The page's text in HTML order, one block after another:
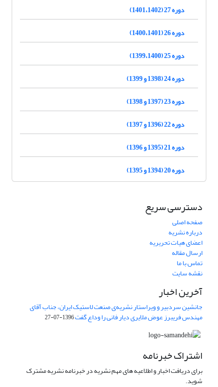
دوره 27 (1401،1402)
دوره 26 (1400،1401)
دوره 25 (1399،1400)
دوره 24 (1398 و 1399)
دوره 23 (1397 و 1398)
دوره 22 (1396 و 1397)
دوره 21 (1395 و 1396)
دوره 20 (1394 و 1395)
دسترسی سریع
صفحه اصلی
درباره نشریه
اعضای هیات تحریریه
ارسال مقاله
تماس با ما
نقشه سایت
آخرین اخبار
جانشین سردبیر و ویراستار نشریه‌ی صنعت لاستیک ایران، جناب آقای
مهندس فریبرز عوض ملایری دیار فانی را وداع گفت1396-07-27
اشتراک خبرنامه
برای دریافت اخبار و اطلاعیه های مهم نشریه در خبرنامه نشریه مشترک
شوید.